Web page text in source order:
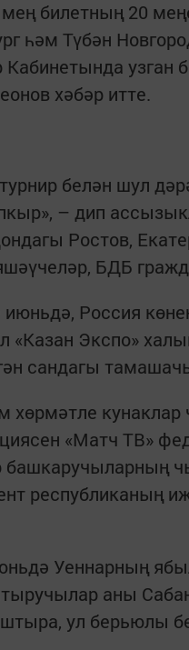
билетның 20
һәм Түбән
узган
хәбәр итте.
турнир белән шул
– дип
Ростов,
БДБ
Россия
Экспо»
сандагы
хөрмәтле
«Матч ТВ»
башкаручыларның
республиканың
Уеннарның
аны
ул берьюлы